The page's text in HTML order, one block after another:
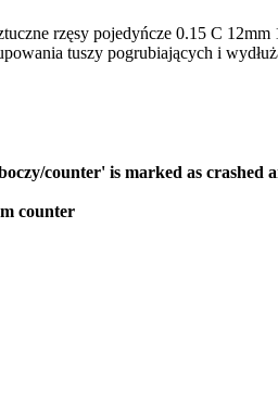
rzęsy pojedyńcze 0.15 C 12mm
tuszy pogrubiających i
counter' is marked as crashed
counter